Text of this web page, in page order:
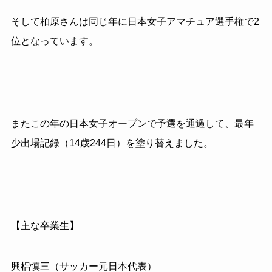
そして柏原さんは同じ年に日本女子アマチュア選手権で2
位となっています。
またこの年の日本女子オープンで予選を通過して、最年
少出場記録（14歳244日）を塗り替えました。
【主な卒業生】
興梠慎三（サッカー元日本代表）